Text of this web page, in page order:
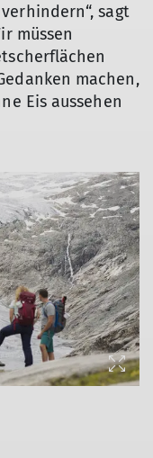
sagt
müssen
machen,
Eis aussehen